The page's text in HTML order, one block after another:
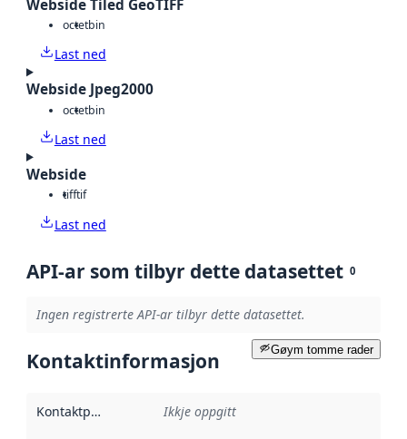
Webside Tiled GeoTIFF
octetbin
Last ned
Webside Jpeg2000
octetbin
Last ned
Webside
tifftif
Last ned
API-ar som tilbyr dette datasettet 0
Ingen registrerte API-ar tilbyr dette datasettet.
Gøym tomme rader
Kontaktinformasjon
Kontaktpunkt Ikkje oppgitt